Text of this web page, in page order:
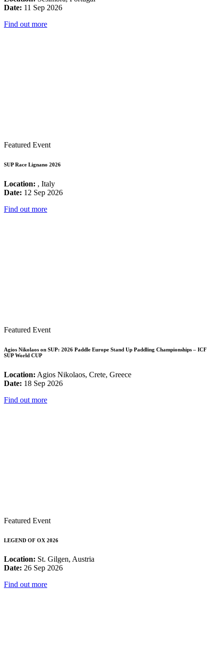
Date: 11 Sep 2026
Find out more
Featured Event
SUP Race Lignano 2026
Location: , Italy
Date: 12 Sep 2026
Find out more
Featured Event
Agios Nikolaos on SUP: 2026 Paddle Europe Stand Up Paddling Championships – ICF
SUP World CUP
Location: Agios Nikolaos, Crete, Greece
Date: 18 Sep 2026
Find out more
Featured Event
LEGEND OF OX 2026
Location: St. Gilgen, Austria
Date: 26 Sep 2026
Find out more